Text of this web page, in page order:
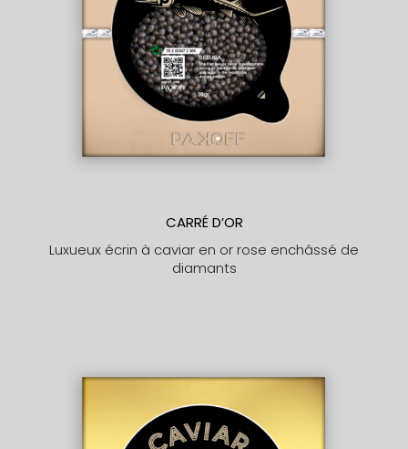
CARRÉ D’OR
Luxueux écrin à caviar en or rose enchâssé de
diamants